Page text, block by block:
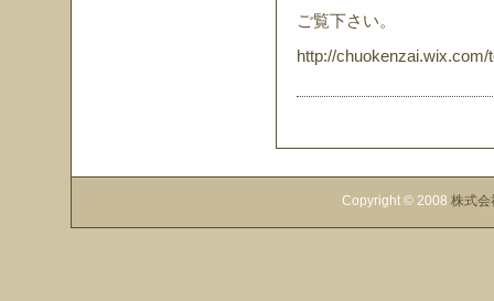
ご覧下さい。
http://
Copyright © 2008 株式会